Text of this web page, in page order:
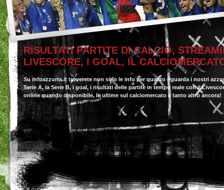
RISULTATI PARTITE DI CALCIO,
LIVESCORE, I GOAL, IL
Su infoazzurra.it troverete non solo le info per quanto riguarda i nostri
Serie A, la Serie B, i goal, i risultati delle partite in tempo reale con il
online quando disponibile, le ultime sul calciomercato e tanto altro ancora!